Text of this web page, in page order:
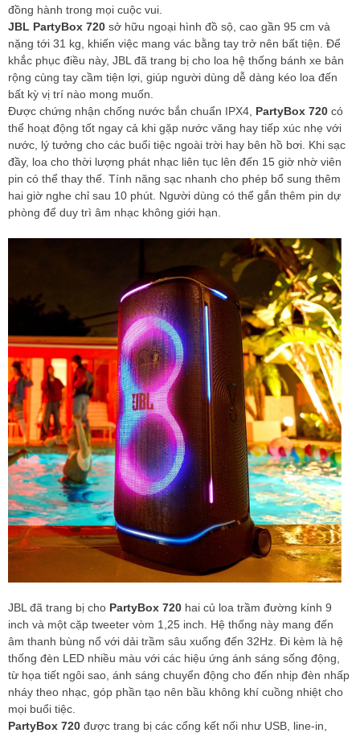
đồng hành trong mọi cuộc vui.
JBL PartyBox 720 sở hữu ngoại hình đồ sộ, cao gần 95 cm và
nặng tới 31 kg, khiến việc mang vác bằng tay trở nên bất tiện. Để
khắc phục điều này, JBL đã trang bị cho loa hệ thống bánh xe bản
rộng cùng tay cầm tiện lợi, giúp người dùng dễ dàng kéo loa đến
bất kỳ vị trí nào mong muốn.
Được chứng nhận chống nước bắn chuẩn IPX4, PartyBox 720 có
thể hoạt động tốt ngay cả khi gặp nước văng hay tiếp xúc nhẹ với
nước, lý tưởng cho các buổi tiệc ngoài trời hay bên hồ bơi. Khi sạc
đầy, loa cho thời lượng phát nhạc liên tục lên đến 15 giờ nhờ viên
pin có thể thay thế. Tính năng sạc nhanh cho phép bổ sung thêm
hai giờ nghe chỉ sau 10 phút. Người dùng có thể gắn thêm pin dự
phòng để duy trì âm nhạc không giới hạn.
JBL đã trang bị cho PartyBox 720 hai củ loa trầm đường kính 9
inch và một cặp tweeter vòm 1,25 inch. Hệ thống này mang đến
âm thanh bùng nổ với dải trầm sâu xuống đến 32Hz. Đi kèm là hệ
thống đèn LED nhiều màu với các hiệu ứng ánh sáng sống động,
từ họa tiết ngôi sao, ánh sáng chuyển động cho đến nhịp đèn nhấp
nháy theo nhạc, góp phần tạo nên bầu không khí cuồng nhiệt cho
mọi buổi tiệc.
PartyBox 720 được trang bị các cổng kết nối như USB, line-in,